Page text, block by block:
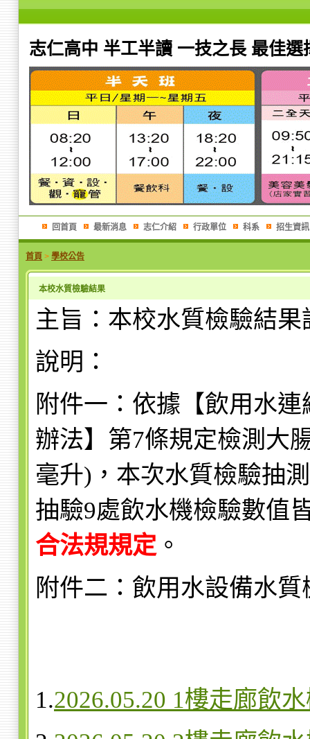
志仁高中 半工半讀 一技之長 最佳選
回首頁 最新消息 志仁介紹 行政單位 科系 招生資訊
首頁 > 學校公告
本校水質檢驗結果
主旨：本校水質檢驗結果
說明：
附件一：依據【飲用水
辦法】第7條規定檢測大
毫升)，本次水質檢驗抽
抽驗9處飲水機檢驗數值
合法規規定。
附件二：飲用水設備水
1.2026.05.20 1樓走廊飲